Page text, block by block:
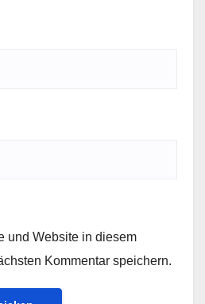
und Website in diesem
Kommentar speichern.